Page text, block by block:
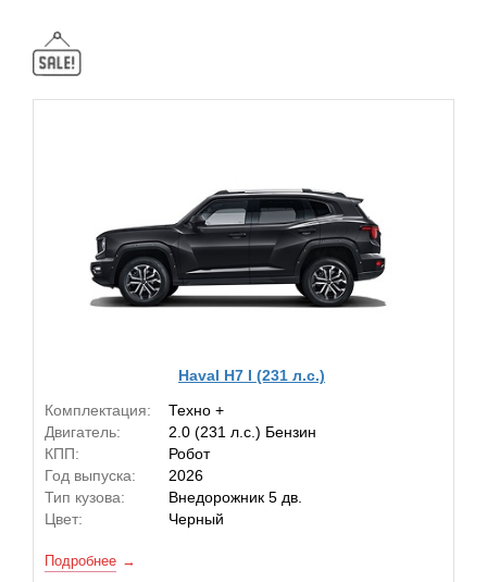
Haval H7 I (231 л.с.)
Комплектация:
Техно +
Двигатель:
2.0 (231 л.с.) Бензин
КПП:
Робот
Год выпуска:
2026
Тип кузова:
Внедорожник 5 дв.
Цвет:
Черный
Подробнее